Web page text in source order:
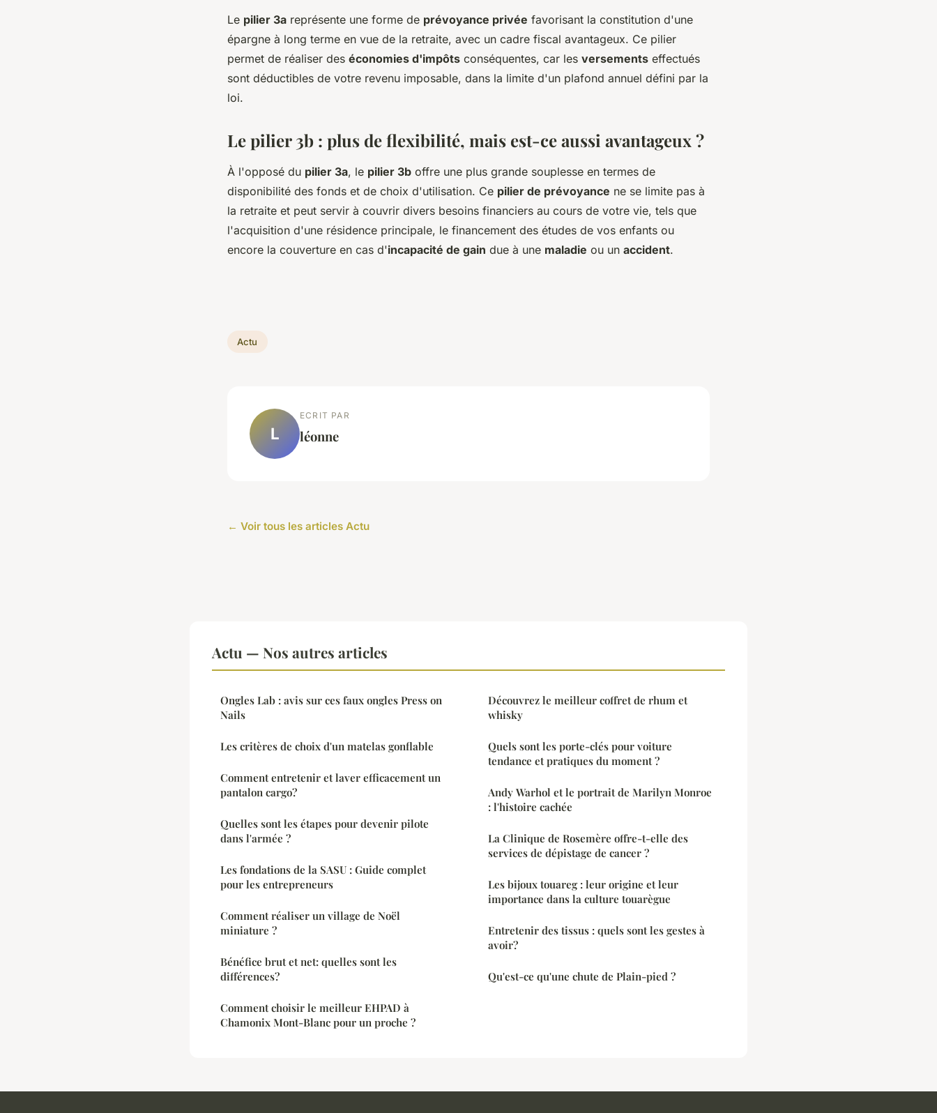
Le pilier 3a représente une forme de prévoyance privée favorisant la constitution d'une
épargne à long terme en vue de la retraite, avec un cadre fiscal avantageux. Ce pilier
permet de réaliser des économies d'impôts conséquentes, car les versements effectués
sont déductibles de votre revenu imposable, dans la limite d'un plafond annuel défini par la
loi.
Le pilier 3b : plus de flexibilité, mais est-ce aussi avantageux ?
À l'opposé du pilier 3a, le pilier 3b offre une plus grande souplesse en termes de
disponibilité des fonds et de choix d'utilisation. Ce pilier de prévoyance ne se limite pas à
la retraite et peut servir à couvrir divers besoins financiers au cours de votre vie, tels que
l'acquisition d'une résidence principale, le financement des études de vos enfants ou
encore la couverture en cas d'incapacité de gain due à une maladie ou un accident.
Actu
L
ECRIT PAR
léonne
← Voir tous les articles Actu
Actu — Nos autres articles
Ongles Lab : avis sur ces faux ongles Press on
Nails
Les critères de choix d'un matelas gonflable
Comment entretenir et laver efficacement un
pantalon cargo?
Quelles sont les étapes pour devenir pilote
dans l'armée ?
Les fondations de la SASU : Guide complet
pour les entrepreneurs
Comment réaliser un village de Noël
miniature ?
Bénéfice brut et net: quelles sont les
différences?
Comment choisir le meilleur EHPAD à
Chamonix Mont-Blanc pour un proche ?
Découvrez le meilleur coffret de rhum et
whisky
Quels sont les porte-clés pour voiture
tendance et pratiques du moment ?
Andy Warhol et le portrait de Marilyn Monroe
: l'histoire cachée
La Clinique de Rosemère offre-t-elle des
services de dépistage de cancer ?
Les bijoux touareg : leur origine et leur
importance dans la culture touarègue
Entretenir des tissus : quels sont les gestes à
avoir?
Qu'est-ce qu'une chute de Plain-pied ?